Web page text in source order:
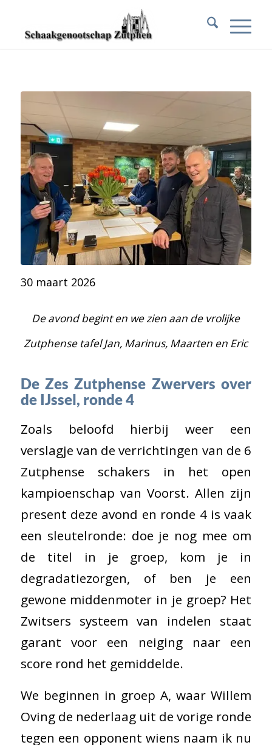
30 maart 2026
De avond begint en we zien aan de vrolijke
Zutphense tafel Jan, Marinus, Maarten en Eric
De Zes Zutphense Zwervers over
de IJssel, ronde 4
Zoals beloofd hierbij weer een
verslagje van de verrichtingen van de 6
Zutphense schakers in het open
kampioenschap van Voorst. Allen zijn
present deze avond en ronde 4 is vaak
een sleutelronde: doe je nog mee om
de titel in je groep, kom je in
degradatiezorgen, of ben je een
gewone middenmoter in je groep? Het
Zwitsers systeem van indelen staat
garant voor een neiging naar een
score rond het gemiddelde.
We beginnen in groep A, waar Willem
Oving de nederlaag uit de vorige ronde
tegen een opponent wiens naam ik nu